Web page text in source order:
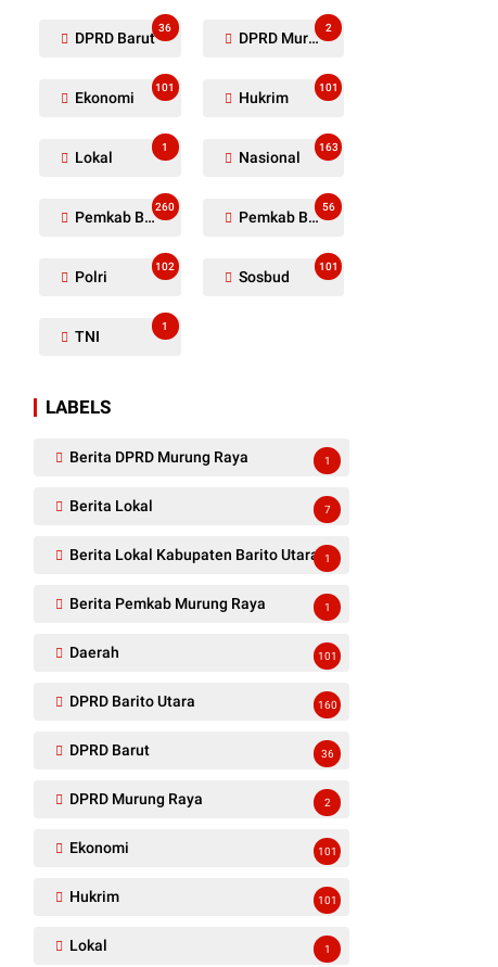
DPRD Barut
36
DPRD Murung Raya
2
Ekonomi
101
Hukrim
101
Lokal
1
Nasional
163
Pemkab Barito Utara
260
Pemkab Barut
56
Polri
102
Sosbud
101
TNI
1
LABELS
Berita DPRD Murung Raya 1
Berita Lokal 7
Berita Lokal Kabupaten Barito Utara 1
Berita Pemkab Murung Raya 1
Daerah 101
DPRD Barito Utara 160
DPRD Barut 36
DPRD Murung Raya 2
Ekonomi 101
Hukrim 101
Lokal 1